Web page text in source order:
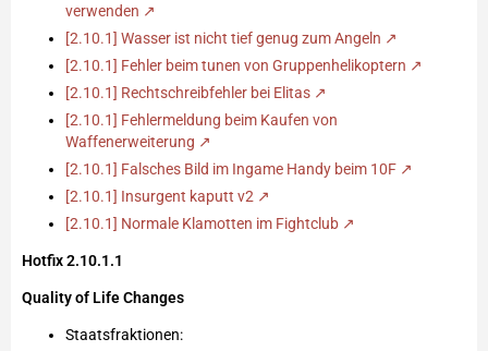
verwenden
[2.10.1] Wasser ist nicht tief genug zum Angeln
[2.10.1] Fehler beim tunen von Gruppenhelikoptern
[2.10.1] Rechtschreibfehler bei Elitas
[2.10.1] Fehlermeldung beim Kaufen von
Waffenerweiterung
[2.10.1] Falsches Bild im Ingame Handy beim 10F
[2.10.1] Insurgent kaputt v2
[2.10.1] Normale Klamotten im Fightclub
Hotfix 2.10.1.1
Quality of Life Changes
Staatsfraktionen: